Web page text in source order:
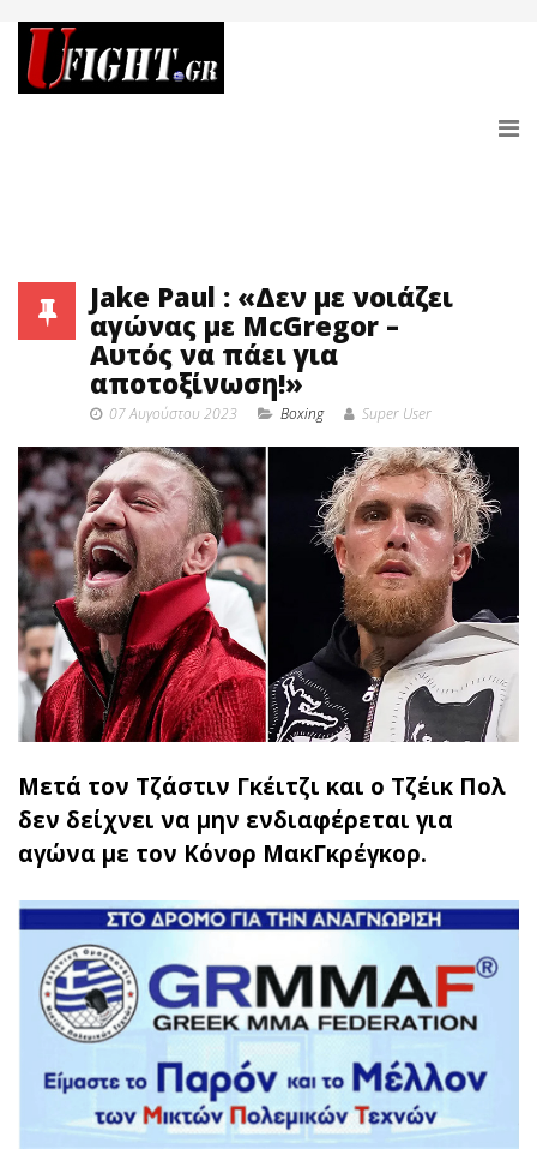
Jake Paul : «Δεν με νοιάζει
αγώνας με McGregor –
Αυτός να πάει για
αποτοξίνωση!»
07 Αυγούστου 2023 Boxing Super User
Μετά τον Τζάστιν Γκέιτζι και ο Τζέικ Πολ
δεν δείχνει να μην ενδιαφέρεται για
αγώνα με τον Κόνορ ΜακΓκρέγκορ.